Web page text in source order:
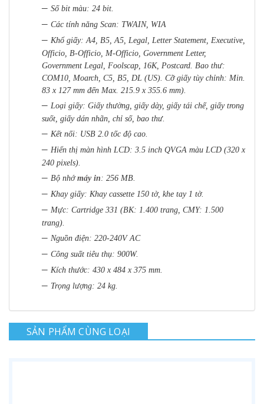
– Số bit màu: 24 bit.
– Các tính năng Scan: TWAIN, WIA
– Khổ giấy: A4, B5, A5, Legal, Letter Statement, Executive,
Officio, B-Officio, M-Officio, Government Letter,
Government Legal, Foolscap, 16K, Postcard. Bao thư:
COM10, Moarch, C5, B5, DL (US). Cỡ giấy tùy chỉnh: Min.
83 x 127 mm đến Max. 215.9 x 355.6 mm).
– Loại giấy: Giấy thường, giấy dày, giấy tái chế, giấy trong
suốt, giấy dán nhãn, chỉ số, bao thư.
– Kết nối: USB 2.0 tốc độ cao.
– Hiển thị màn hình LCD: 3.5 inch QVGA màu LCD (320 x
240 pixels).
– Bộ nhớ máy in : 256 MB.
– Khay giấy: Khay cassette 150 tờ, khe tay 1 tờ.
– Mực: Cartridge 331 (BK: 1.400 trang, CMY: 1.500
trang).
– Nguồn điện: 220-240V AC
– Công suất tiêu thụ: 900W.
– Kích thước: 430 x 484 x 375 mm.
– Trọng lượng: 24 kg.
SẢN PHẨM CÙNG LOẠI